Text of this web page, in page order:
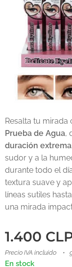
Resalta tu mirada
Prueba de Agua,
duración extrema
sudor y a la
durante todo el
textura suave y
líneas sutiles
una mirada
1.400
Precio IVA incluido
En stock